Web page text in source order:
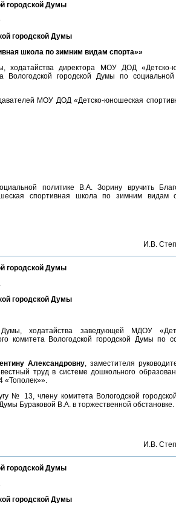
городской Думы
городской Думы
школа по зимним видам спорта»»
ходатайства директора МОУ ДОД «Детско-
городской Думы по социальной
МОУ ДОД «Детско-юношеская
политике В.А. Зорину вручить
спортивная школа по зимним видам
И.В.
городской Думы
городской Думы
ходатайства заведующей МДОУ
Вологодской городской Думы по
Александровну, заместителя
труд в системе дошкольного
«Тополек»».
№ 13, члену комитета Вологодской
Бураковой В.А. в торжественной обстановке.
И.В.
городской Думы
городской Думы